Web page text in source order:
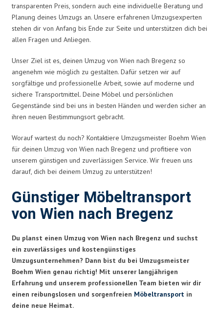
transparenten Preis, sondern auch eine individuelle Beratung und
Planung deines Umzugs an. Unsere erfahrenen Umzugsexperten
stehen dir von Anfang bis Ende zur Seite und unterstützen dich bei
allen Fragen und Anliegen.
Unser Ziel ist es, deinen Umzug von Wien nach Bregenz so
angenehm wie möglich zu gestalten. Dafür setzen wir auf
sorgfältige und professionelle Arbeit, sowie auf moderne und
sichere Transportmittel. Deine Möbel und persönlichen
Gegenstände sind bei uns in besten Händen und werden sicher an
ihren neuen Bestimmungsort gebracht.
Worauf wartest du noch? Kontaktiere Umzugsmeister Boehm Wien
für deinen Umzug von Wien nach Bregenz und profitiere von
unserem günstigen und zuverlässigen Service. Wir freuen uns
darauf, dich bei deinem Umzug zu unterstützen!
Günstiger Möbeltransport
von Wien nach Bregenz
Du planst einen Umzug von Wien nach Bregenz und suchst
ein zuverlässiges und kostengünstiges
Umzugsunternehmen? Dann bist du bei Umzugsmeister
Boehm Wien genau richtig! Mit unserer langjährigen
Erfahrung und unserem professionellen Team bieten wir dir
einen reibungslosen und sorgenfreien Möbeltransport in
deine neue Heimat.